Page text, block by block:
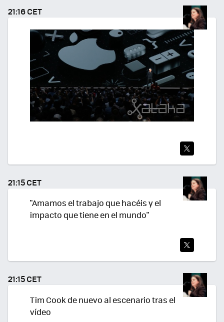
TEA
R
21:16 CET
TEA
R
21:15 CET
"Amamos el trabajo que hacéis y el
impacto que tiene en el mundo"
TWI
TEA
R
21:15 CET
Tim Cook de nuevo al escenario tras el
vídeo